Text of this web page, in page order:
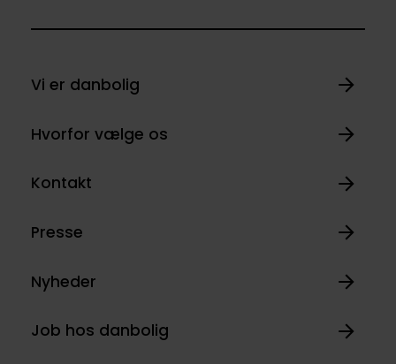
Vi er danbolig
Hvorfor vælge os
Kontakt
Presse
Nyheder
Job hos danbolig